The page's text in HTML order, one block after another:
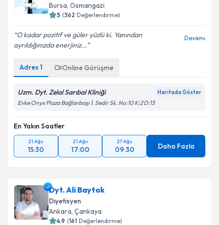
Bursa, Osmangazi
5 (362 Değerlendirme)
O kadar pozitif ve güler yüzlü ki. Yanından
ayrıldığınızda enerjiniz...
Devamı
Adres 1 Online Görüşme
Uzm. Dyt. Zelal Sarıbal Kliniği Haritada Göster
Evke Onyx Plaza Bağlarbaşı 1. Sedir Sk. No:10 K:2 D:13
En Yakın Saatler
21 Ağu
15:30
21 Ağu
17:00
27 Ağu
09:30 Daha Fazla
Dyt. Ali Baytok
Diyetisyen
Ankara, Çankaya
4.9 (161 Değerlendirme)